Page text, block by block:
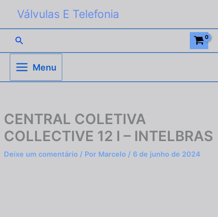
o
conteúdo
Válvulas E Telefonia
Pesquisar
Menu
CENTRAL COLETIVA
COLLECTIVE 12 I – INTELBRAS
Deixe um comentário / Por Marcelo / 6 de junho de 2024